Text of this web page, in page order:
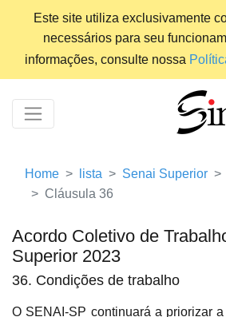
Este site utiliza exclusivamente
necessários para seu
informações, consulte nossa
Home lista Senai Superior
Cláusula 36
Acordo Coletivo de
Superior 2023
36. Condições de trabalho
O SENAI-SP continuará a priorizar